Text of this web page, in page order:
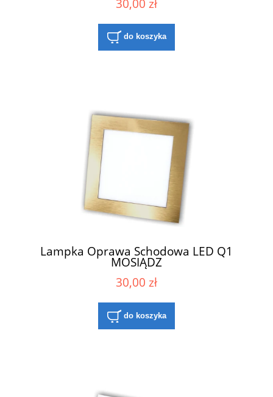
do koszyka
Lampka Oprawa Schodowa LED Q1
MOSIĄDZ
30,00 zł
do koszyka